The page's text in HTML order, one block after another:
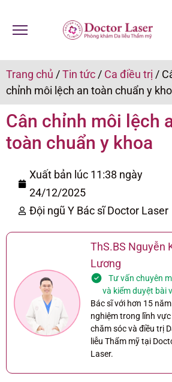
Trang chủ /Tin tức / Ca điều trị /
chỉnh môi lệch an toàn chuẩn y
Cân chỉnh môi lệch
toàn chuẩn y khoa
Xuất bản lúc 11:38 ngày
24/12/2025
Đội ngũ Y Bác sĩ Doctor Laser
ThS.BS Nguyễn
Lương
Tư vấn chuyên
và kiểm duyệt bài
Bác sĩ với hơn 15
nghiệm trong lĩnh vực
chăm sóc và điều trị
liễu Thẩm mỹ tại
Laser.